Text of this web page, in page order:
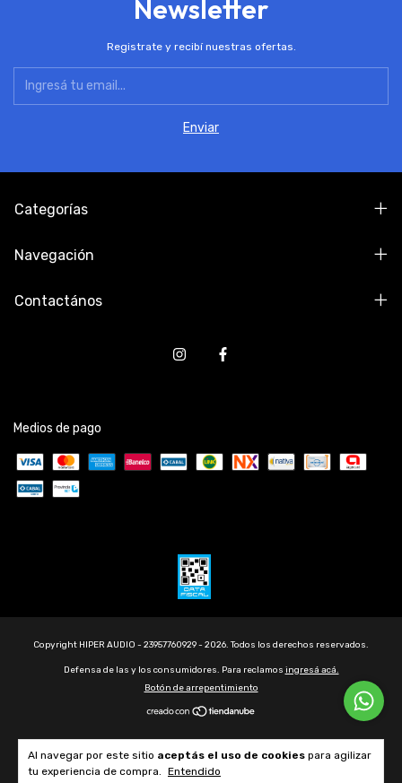
Al navegar por este sitio aceptás el uso de cookies para agilizar
tu experiencia de compra. Entendido
Newsletter
Registrate y recibí nuestras ofertas.
Categorías
Navegación
Contactános
Medios de pago
Copyright HIPER AUDIO - 23957760929 - 2026. Todos los derechos reservados.
Defensa de las y los consumidores. Para reclamos ingresá acá.
Botón de arrepentimiento